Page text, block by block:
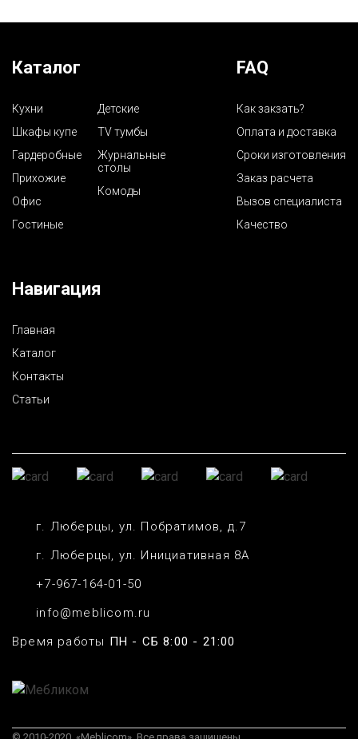
Каталог
Кухни
Шкафы купе
Гардеробные
Прихожие
Офис
Гостиные
Детские
TV тумбы
Журнальные
столы
Комоды
FAQ
Как закзать?
Оплата и доставка
Сроки изготовления
Заказ расчета
Вызов специалиста
Качество
Навигация
Главная
Каталог
Контакты
Статьи
г. Люберцы, ул. Побратимов, д.7
г. Люберцы, ул. Инициативная 8А
+7-967-164-01-50
info@meblicom.ru
Время работы ПН - СБ 8:00 - 21:00